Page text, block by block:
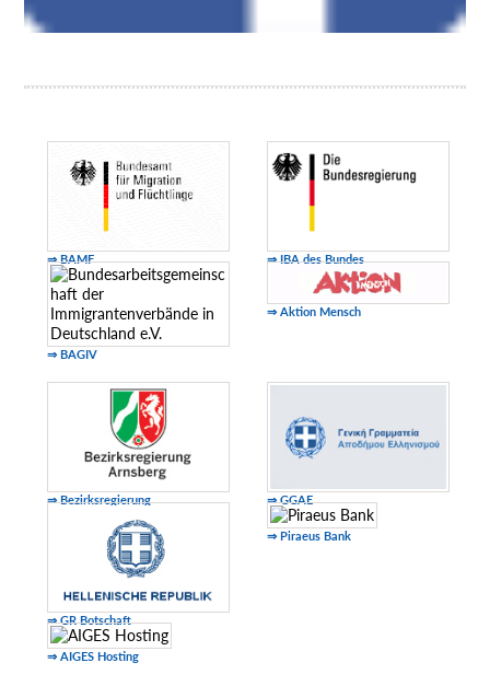
⇒ BAMF ⇒ IBA des Bundes
⇒ BAGIV
⇒ Aktion Mensch
⇒ Bezirksregierung ⇒ GGAE
⇒ GR Botschaft
⇒ Piraeus Bank
⇒ AIGES Hosting